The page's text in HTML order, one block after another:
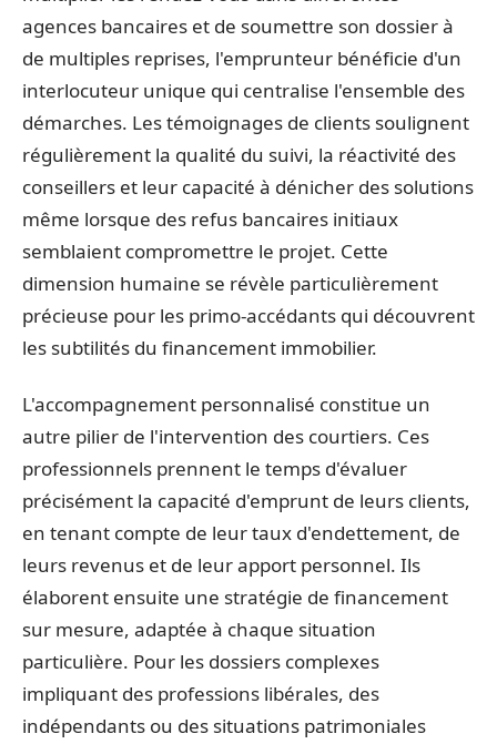
agences bancaires et de soumettre son dossier à
de multiples reprises, l'emprunteur bénéficie d'un
interlocuteur unique qui centralise l'ensemble des
démarches. Les témoignages de clients soulignent
régulièrement la qualité du suivi, la réactivité des
conseillers et leur capacité à dénicher des solutions
même lorsque des refus bancaires initiaux
semblaient compromettre le projet. Cette
dimension humaine se révèle particulièrement
précieuse pour les primo-accédants qui découvrent
les subtilités du financement immobilier.
L'accompagnement personnalisé constitue un
autre pilier de l'intervention des courtiers. Ces
professionnels prennent le temps d'évaluer
précisément la capacité d'emprunt de leurs clients,
en tenant compte de leur taux d'endettement, de
leurs revenus et de leur apport personnel. Ils
élaborent ensuite une stratégie de financement
sur mesure, adaptée à chaque situation
particulière. Pour les dossiers complexes
impliquant des professions libérales, des
indépendants ou des situations patrimoniales